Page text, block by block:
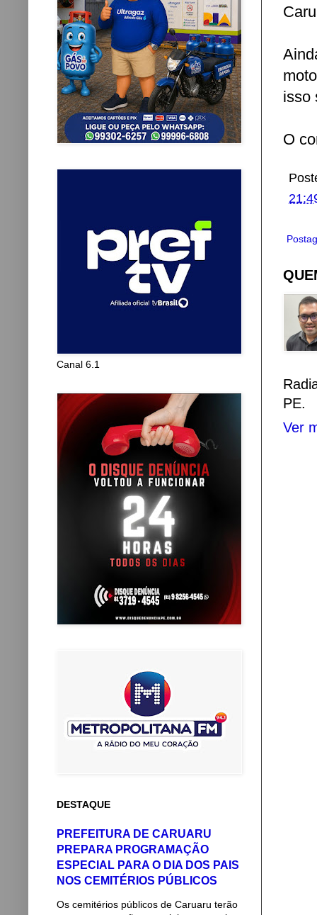
isso
O
PE.
Ver
Canal 6.1
DESTAQUE
PREFEITURA DE CARUARU
PREPARA PROGRAMAÇÃO
ESPECIAL PARA O DIA DOS PAIS
NOS CEMITÉRIOS PÚBLICOS
Os cemitérios públicos de Caruaru terão